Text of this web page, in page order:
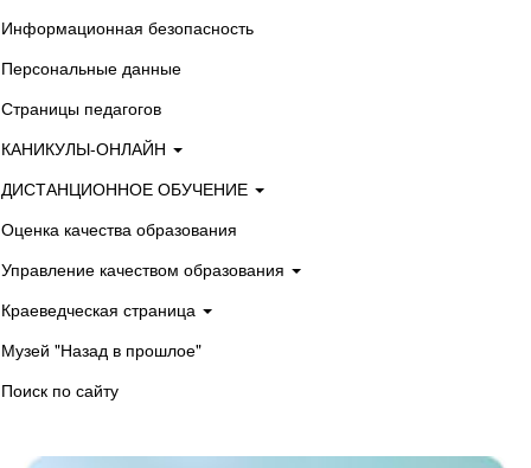
Информационная безопасность
Персональные данные
Страницы педагогов
КАНИКУЛЫ-ОНЛАЙН
ДИСТАНЦИОННОЕ ОБУЧЕНИЕ
Оценка качества образования
Управление качеством образования
Краеведческая страница
Музей "Назад в прошлое"
Поиск по сайту